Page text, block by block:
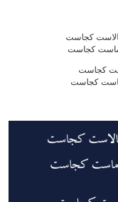
کجاست
ماست کجاست
کجاست
کجاست